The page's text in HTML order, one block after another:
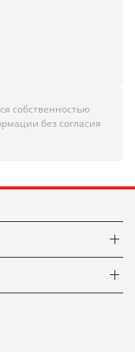
собственностью
без согласия